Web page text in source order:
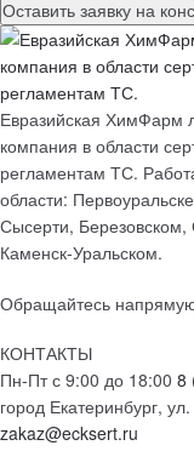
Евразийская ХимФарм
компания в области
регламентам ТС.
области:
Сысерти, Березовском,
Каменск-Уральском.
Обращайтесь
КОНТАКТЫ
Пн-Пт с 9:00 до 18:00 8
город Екатеринбург,
zakaz@ecksert.ru